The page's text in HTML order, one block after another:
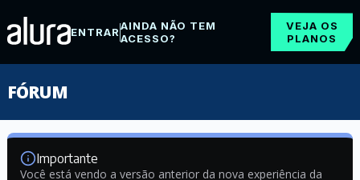
ENTRARAINDA NÃO TEM
ACESSO?
VEJA OS
PLANOS
FÓRUM
Importante
Você está vendo a versão anterior da nova experiência da